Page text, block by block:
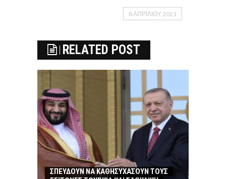
8 ΑΠΡΙΛΊΟΥ 2021
RELATED POST
ΣΠΕΥΔΟΥΝ ΝΑ ΚΑΘΗΣΥΧΑΣΟΥΝ ΤΟΥΣ